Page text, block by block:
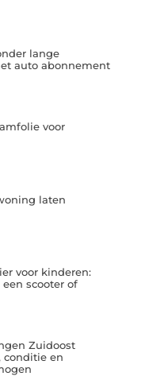
lange
auto abonnement
voor
laten
voor kinderen:
scooter of
Zuidoost
conditie en